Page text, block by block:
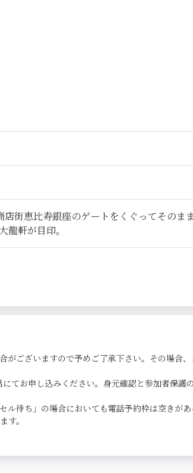
街恵比寿銀座のゲートをくぐってそのまま
軒が目印。
ございますので予めご了承下さい。その場合
てお申し込みください。身元確認と参加者保護
待ち」の場合においても電話予約枠は空きがあ
す。